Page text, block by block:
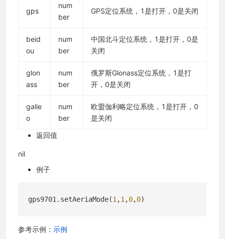
gps
num
ber
GPS定位系统，1是打开，0是关闭
beid
ou
num
ber
中国北斗定位系统，1是打开，0是
关闭
glon
ass
num
ber
俄罗斯Glonass定位系统，1是打
开，0是关闭
galie
o
num
ber
欧盟伽利略定位系统，1是打开，0
是关闭
返回值
nil
例子
gps9701.setAeriaMode(1 ,1 ,0,0
参考示例： 示例